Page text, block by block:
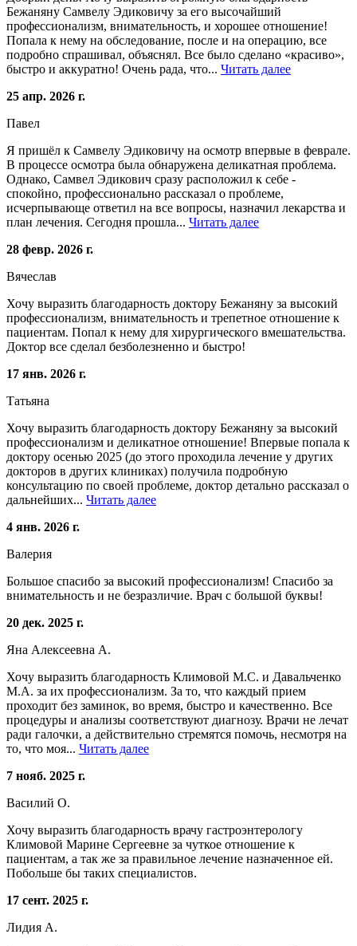
Бежаняну Самвелу Эдиковичу за его высочайший
профессионализм, внимательность, и хорошее отношение!
Попала к нему на обследование, после и на операцию, все
подробно спрашивал, объяснял. Все было сделано «красиво»,
быстро и аккуратно! Очень рада, что... Читать далее
25 апр. 2026 г.
Павел
Я пришёл к Самвелу Эдиковичу на осмотр впервые в феврале.
В процессе осмотра была обнаружена деликатная проблема.
Однако, Самвел Эдикович сразу расположил к себе -
спокойно, профессионально рассказал о проблеме,
исчерпывающе ответил на все вопросы, назначил лекарства и
план лечения. Сегодня прошла... Читать далее
28 февр. 2026 г.
Вячеслав
Хочу выразить благодарность доктору Бежаняну за высокий
профессионализм, внимательность и трепетное отношение к
пациентам. Попал к нему для хирургического вмешательства.
Доктор все сделал безболезненно и быстро!
17 янв. 2026 г.
Татьяна
Хочу выразить благодарность доктору Бежаняну за высокий
профессионализм и деликатное отношение! Впервые попала к
доктору осенью 2025 (до этого проходила лечение у других
докторов в других клиниках) получила подробную
консультацию по своей проблеме, доктор детально рассказал о
дальнейших... Читать далее
4 янв. 2026 г.
Валерия
Большое спасибо за высокий профессионализм! Спасибо за
внимательность и не безразличие. Врач с большой буквы!
20 дек. 2025 г.
Яна Алексеевна А.
Хочу выразить благодарность Климовой М.С. и Давальченко
М.А. за их профессионализм. За то, что каждый прием
проходит без заминок, во время, быстро и качественно. Все
процедуры и анализы соответствуют диагнозу. Врачи не лечат
ради галочки, а действительно стремятся помочь, несмотря на
то, что моя... Читать далее
7 нояб. 2025 г.
Василий О.
Хочу выразить благодарность врачу гастроэнтерологу
Климовой Марине Сергеевне за чуткое отношение к
пациентам, а так же за правильное лечение назначенное ей.
Побольше бы таких специалистов.
17 сент. 2025 г.
Лидия А.